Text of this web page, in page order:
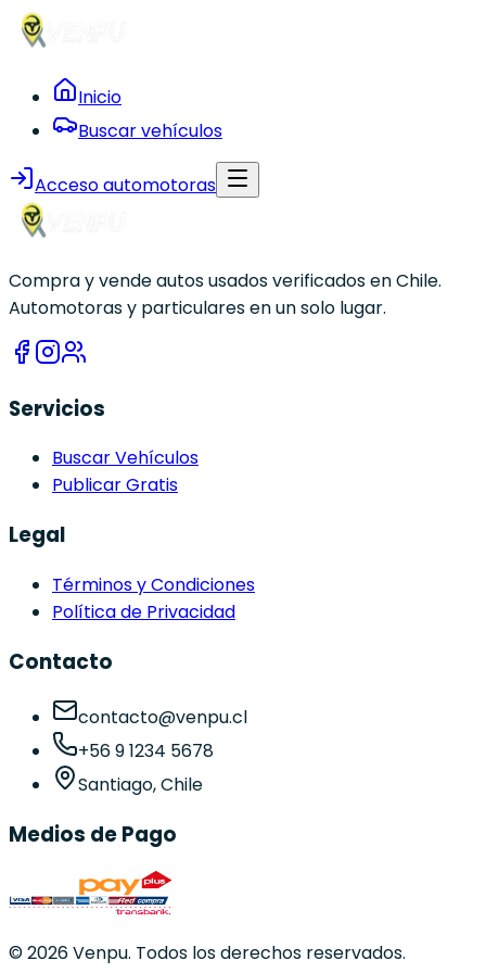
Inicio
Buscar vehículos
Acceso automotoras
Compra y vende autos usados verificados en Chile.
Automotoras y particulares en un solo lugar.
Servicios
Buscar Vehículos
Publicar Gratis
Legal
Términos y Condiciones
Política de Privacidad
Contacto
contacto@venpu.cl
+56 9 1234 5678
Santiago, Chile
Medios de Pago
©2026Venpu. Todos los derechos reservados.